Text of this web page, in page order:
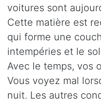
voitures sont
Cette matière est
qui forme une
intempéries et le
Avec le temps, vos
Vous voyez mal
nuit. Les autres